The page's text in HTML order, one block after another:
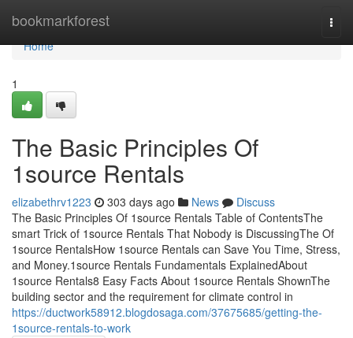
bookmarkforest
Home
Home
1
The Basic Principles Of
1source Rentals
elizabethrv1223 303 days ago News
Discuss
The Basic Principles Of 1source Rentals Table of ContentsThe
smart Trick of 1source Rentals That Nobody is DiscussingThe Of
1source RentalsHow 1source Rentals can Save You Time, Stress,
and Money.1source Rentals Fundamentals ExplainedAbout
1source Rentals8 Easy Facts About 1source Rentals ShownThe
building sector and the requirement for climate control in
https://ductwork58912.blogdosaga.com/37675685/getting-the-
1source-rentals-to-work